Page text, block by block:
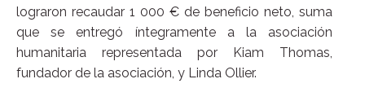
lograron recaudar 1 000 € de beneficio neto, suma
que se entregó íntegramente a la asociación
humanitaria representada por Kiam Thomas,
fundador de la asociación, y Linda Ollier.